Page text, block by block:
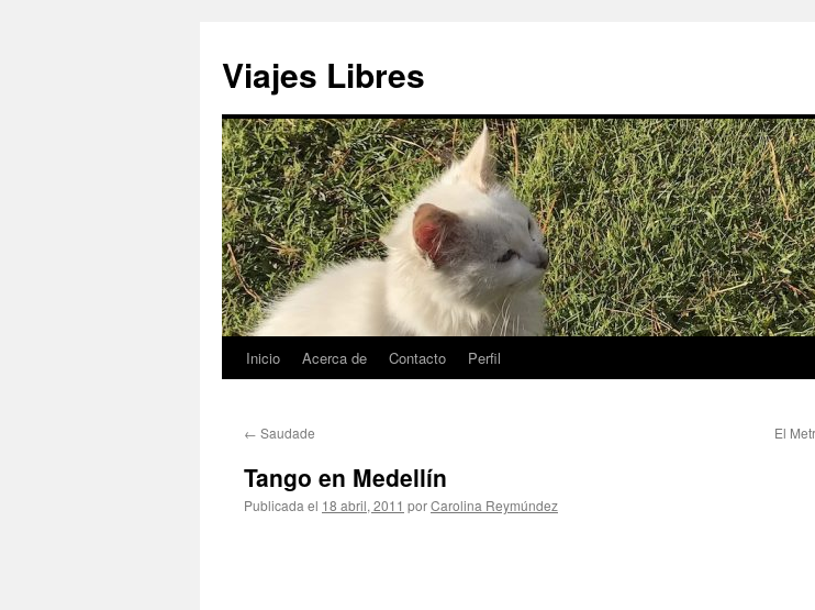
contenido
Viajes Libres
Inicio Acerca de Contacto Perfil
← Saudade El
Tango en Medellín
Publicada el 18 abril, 2011 porCarolina Reymúndez